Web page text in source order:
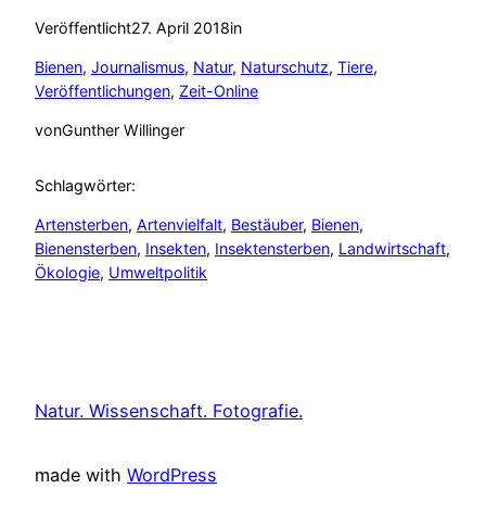
Veröffentlicht27. April 2018in
Bienen, Journalismus, Natur, Naturschutz, Tiere
Veröffentlichungen, Zeit-Online
vonGunther Willinger
Schlagwörter:
Artensterben, Artenvielfalt, Bestäuber, Bienen
Bienensterben, Insekten, Insektensterben, Landwirtschaft
Ökologie, Umweltpolitik
Natur. Wissenschaft. Fotografie.
made with WordPress